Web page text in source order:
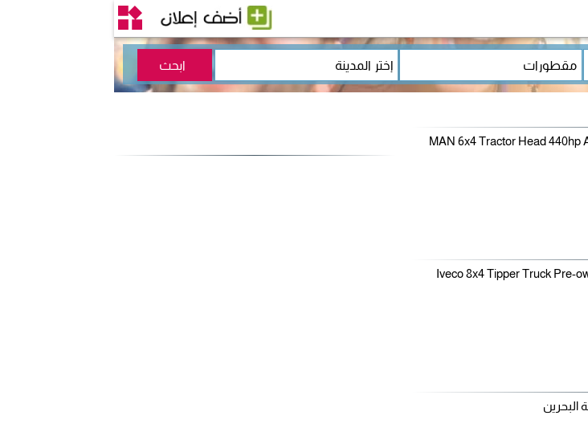
MAN 6x4 Tractor Head 440hp
Iveco 8x4 Tipper Truck Pre-